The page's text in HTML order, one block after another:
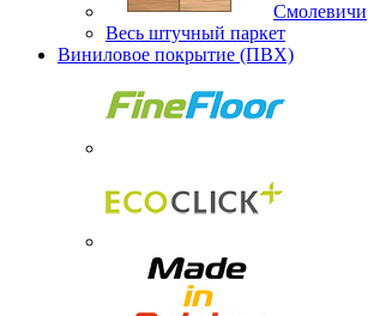
Смолевичи
Весь штучный паркет
Виниловое покрытие (ПВХ)